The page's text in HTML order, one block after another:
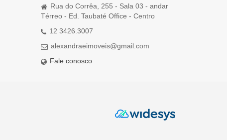
Rua do Corrêa, 255 - Sala 03 - andar
Térreo - Ed. Taubaté Office - Centro
12 3426.3007
alexandraeimoveis@gmail.com
Fale conosco